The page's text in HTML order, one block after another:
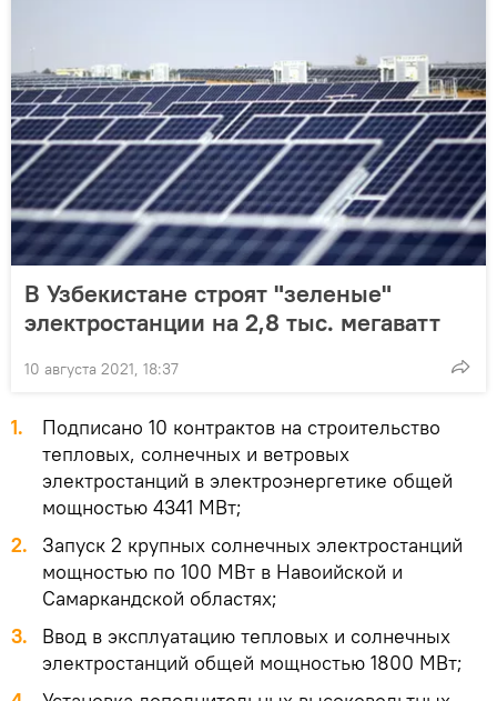
В Узбекистане строят "зеленые"
электростанции на 2,8 тыс. мегаватт
10 августа 2021, 18:37
1.
Подписано 10 контрактов на строительство
тепловых, солнечных и ветровых
электростанций в электроэнергетике общей
мощностью 4341 МВт;
2.
Запуск 2 крупных солнечных электростанций
мощностью по 100 МВт в Навоийской и
Самаркандской областях;
3.
Ввод в эксплуатацию тепловых и солнечных
электростанций общей мощностью 1800 МВт;